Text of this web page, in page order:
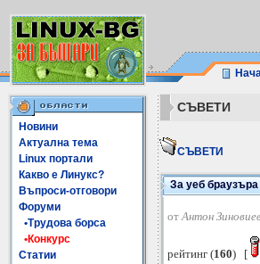
Новини
Актуална тема
Linux портали
Какво е Линукс?
Въпроси-отговори
Форуми
•Трудова борса
•Конкурс
Статии
СЪВЕТИ
СЪВЕТИ
За уеб
отАнтон
рейтинг (160) [